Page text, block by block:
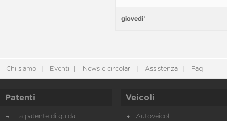
giovedi'
Chi siamo Eventi News e circolari Assistenza Faq
Patenti
La patente di guida
Veicoli
Autoveicoli